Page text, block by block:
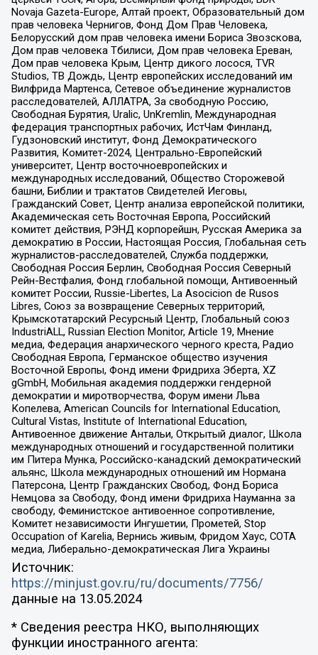
Novaja Gazeta-Europe, Алтай проект, Образовательный дом
прав человека Чернигов, Фонд Дом Прав Человека,
Белорусский дом прав человека имени Бориса Звозскова,
Дом прав человека Тбилиси, Дом прав человека Ереван,
Дом прав человека Крым, Центр дикого лосося, TVR
Studios, ТВ Дождь, Центр европейских исследований им
Вилфрида Мартенса, Сетевое объединение журналистов
расследователей, АЛЛАТРА, За свободную Россию,
Свободная Бурятия, Uralic, UnKremlin, Международная
федерация транспортных рабочих, ИстЧам Финланд,
Гудзоновский институт, Фонд Демократического
Развития, Комитет-2024, Центрально-Европейский
университет, Центр восточноевропейских и
международных исследований, Общество Сторожевой
башни, Библии и трактатов Свидетелей Иеговы,
Гражданский Совет, Центр анализа европейской политики,
Академическая сеть Восточная Европа, Российский
комитет действия, РЭНД корпорейшн, Русская Америка за
демократию в России, Настоящая Россия, Глобальная сеть
журналистов-расследователей, Служба поддержки,
Свободная Россия Берлин, Свободная Россия Северный
Рейн-Вестфалия, Фонд глобальной помощи, Антивоенный
комитет России, Russie-Libertes, La Asocicion de Rusos
Libres, Союз за возвращение Северных территорий,
Крымскотатарский Ресурсный Центр, Глобальный союз
IndustriALL, Russian Election Monitor, Article 19, Мнение
медиа, Федерация анархического черного креста, Радио
Свободная Европа, Германское общество изучения
Восточной Европы, Фонд имени Фридриха Эберта, XZ
gGmbH, Мобильная академия поддержки гендерной
демократии и миротворчества, Форум имени Льва
Копелева, American Councils for International Education,
Cultural Vistas, Institute of International Education,
Антивоенное движение Антальи, Открытый диалог, Школа
международных отношений и государственной политики
им Питера Мунка, Российско-канадский демократический
альянс, Школа международных отношений им Нормана
Патерсона, Центр Гражданских Свобод, Фонд Бориса
Немцова за Свободу, Фонд имени Фридриха Науманна за
свободу, Феминистское антивоенное сопротивление,
Комитет независимости Ингушетии, Прометей, Stop
Occupation of Karelia, Вернись живым, Фридом Хаус, СОТА
медиа, Либерально-демократическая Лига Украины
Источник:
https://minjust.gov.ru/ru/documents/7756/
данные на 13.05.2024
* Сведения реестра НКО, выполняющих
функции иностранного агента: